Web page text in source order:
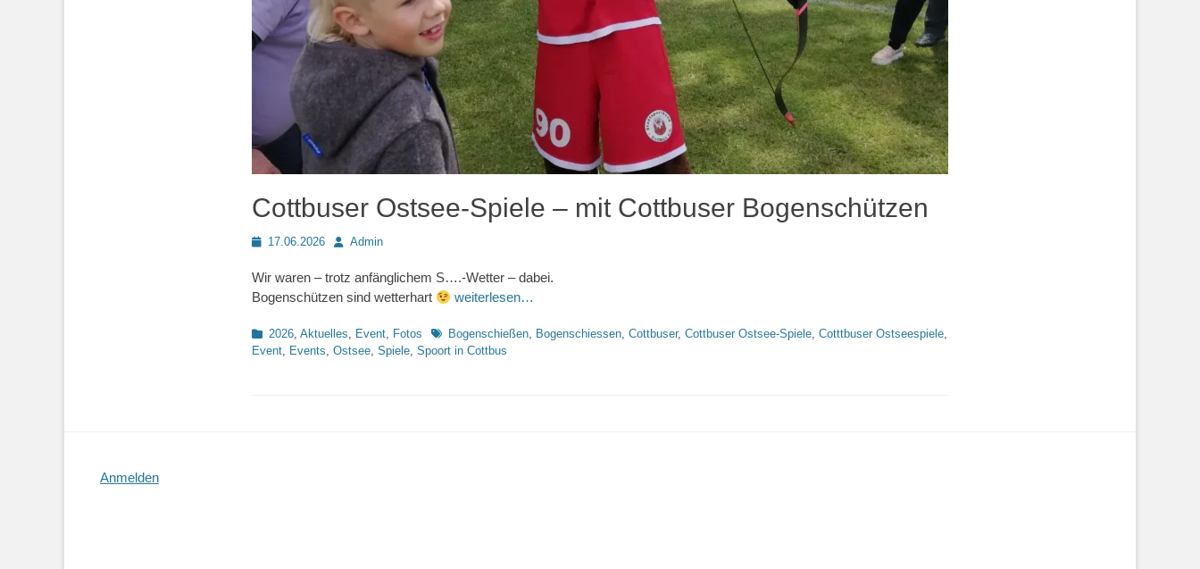
Cottbuser Ostsee-Spiele – mit Cottbuser Bogenschützen
Posted17.06.2026 AutorAdmin
Wir waren – trotz anfänglichem S….-Wetter – dabei.
Bogenschützen sind wetterhart
weiterlesen…
Kategorien
2026, Aktuelles, Event, Fotos Schlagworte
Bogenschießen, Bogenschiessen, Cottbuser, Cottbuser Ostsee-Spiele, Cotttbuser Ostseespiele,
Event, Events, Ostsee, Spiele, Spoort in Cottbus
Anmelden